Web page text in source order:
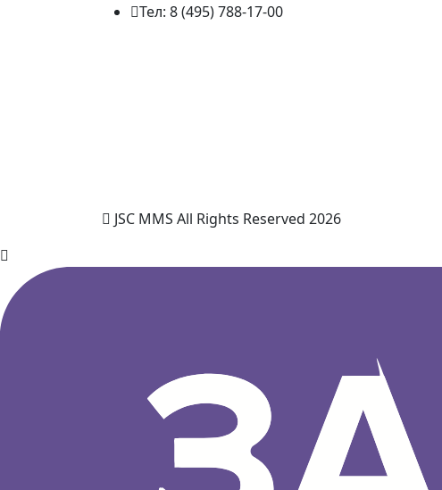
Тел: 8 (495) 788-17-00
JSC MMS All Rights Reserved 2026